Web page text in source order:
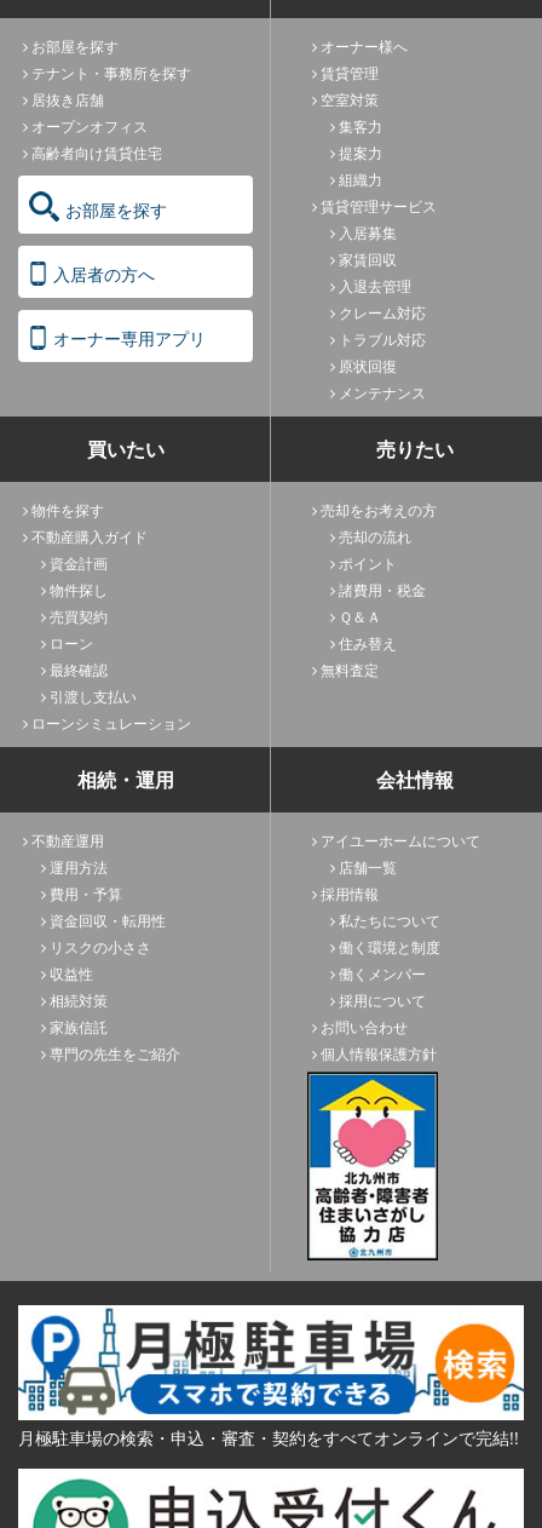
お部屋を探す
テナント・事務所を探す
居抜き店舗
オープンオフィス
高齢者向け賃貸住宅
お部屋を探す
入居者の方へ
オーナー専用アプリ
オーナー様へ
賃貸管理
空室対策
集客力
提案力
組織力
賃貸管理サービス
入居募集
家賃回収
入退去管理
クレーム対応
トラブル対応
原状回復
メンテナンス
買いたい
物件を探す
不動産購入ガイド
資金計画
物件探し
売買契約
ローン
最終確認
引渡し支払い
ローンシミュレーション
売りたい
売却をお考えの方
売却の流れ
ポイント
諸費用・税金
Ｑ＆Ａ
住み替え
無料査定
相続・運用
不動産運用
運用方法
費用・予算
資金回収・転用性
リスクの小ささ
収益性
相続対策
家族信託
専門の先生をご紹介
会社情報
アイユーホームについて
店舗一覧
採用情報
私たちについて
働く環境と制度
働くメンバー
採用について
お問い合わせ
個人情報保護方針
月極駐車場の検索・申込・審査・契約をすべてオンラインで完結!!